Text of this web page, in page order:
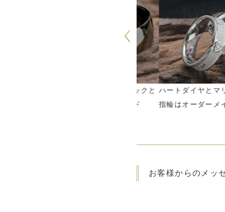
ハートダイヤとマリア様
指輪はオーダーメイド
お客様からのメッ